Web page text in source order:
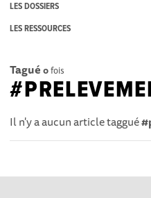
LES DOSSIERS
LES RESSOURCES
Tagué 0fois
Il n'y a aucun article taggué